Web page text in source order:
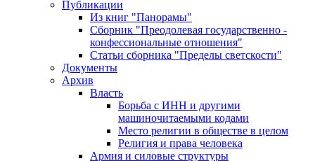
Публикации
Из книг "Панорамы"
Сборник "Преодолевая государственно -
конфессиональные отношения"
Статьи сборника "Пределы светскости"
Документы
Архив
Власть
Борьба с ИНН и другими
машиночитаемыми кодами
Место религии в обществе в целом
Религия и права человека
Армия и силовые структуры